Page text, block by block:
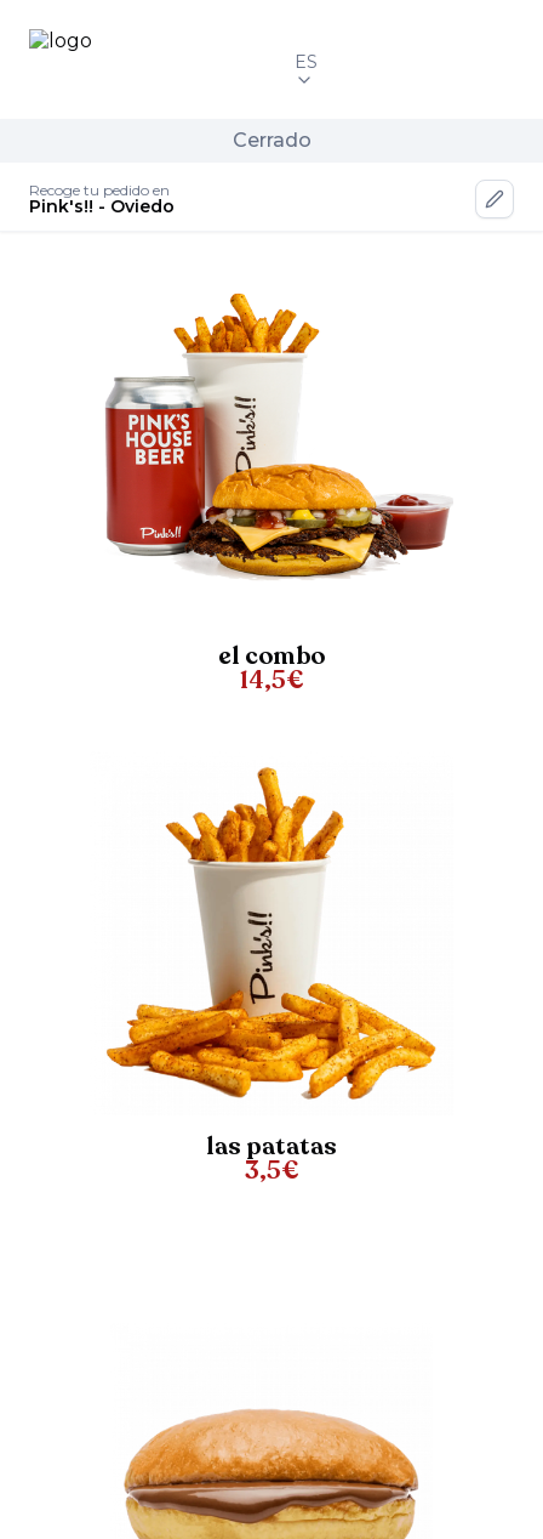
ES
Cerrado
Recoge tu pedido en
Pink's!! - Oviedo
el combo
14,5€
las patatas
3,5€